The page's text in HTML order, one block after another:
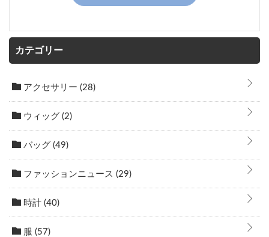
カテゴリー
アクセサリー (28)
ウィッグ (2)
バッグ (49)
ファッションニュース (29)
時計 (40)
服 (57)